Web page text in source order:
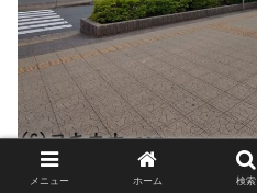
メニュー ホーム 検索